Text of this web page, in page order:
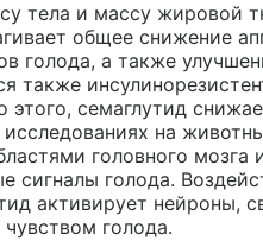
тела и массу жировой
общее снижение
голода, а также
также
семаглутид
на
головного мозга
сигналы голода.
активирует нейроны,
голода.